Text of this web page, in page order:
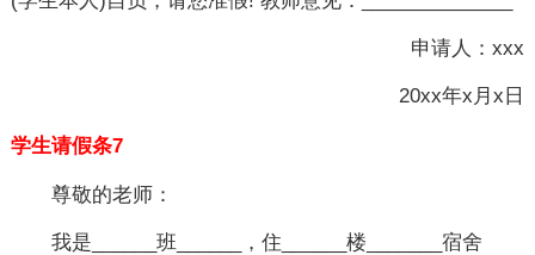
申请人：xxx
20xx年x月x日
学生请假条7
尊敬的老师：
我是______班______，住______楼_______宿舍